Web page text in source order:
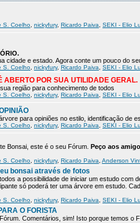
S. Coelho nickyfury, Ricardo Paiva SEKI - Elio
cidade e estado. Agora conte um pouco do
S. Coelho nickyfury, Ricardo Paiva SEKI - Elio
ABERTO POR SUA UTILIDADE GERAL.
região para conhecimento de todos
S. Coelho nickyfury, Ricardo Paiva SEKI - Elio
para opiniões no estilo, identificação de
S. Coelho nickyfury, Ricardo Paiva SEKI - Elio
Bonsai, este é o seu Fórum. Peço aos
S. Coelho nickyfury, Ricardo Paiva Anderson
bonsai através de fotos
a possibilidade de iniciar um estudo
só poderá ter uma árvore em estudo.
S. Coelho nickyfury, Ricardo Paiva SEKI - Elio
O FORISTA
Comentários, sim! Isto porque temos